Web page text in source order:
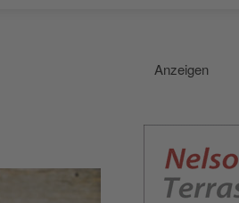
Anzeigen